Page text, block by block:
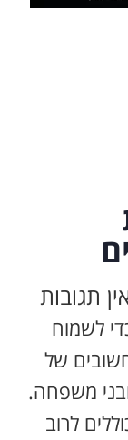
תגובות
לשמוח
של
משפחה.
לרוב